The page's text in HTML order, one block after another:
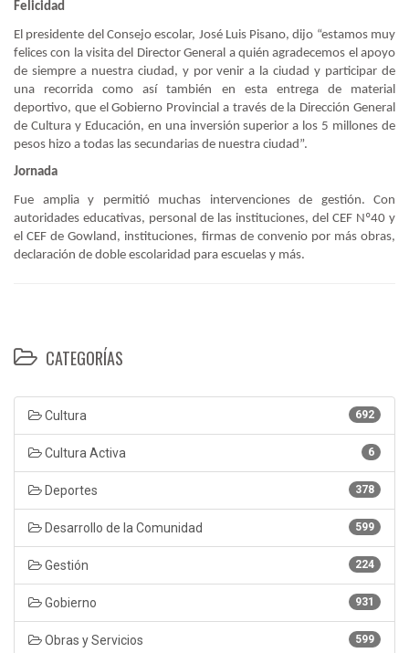
Felicidad
El presidente del Consejo escolar, José Luis Pisano, dijo “estamos muy
felices con la visita del Director General a quién agradecemos el apoyo
de siempre a nuestra ciudad, y por venir a la ciudad y participar de
una recorrida como así también en esta entrega de material
deportivo, que el Gobierno Provincial a través de la Dirección General
de Cultura y Educación, en una inversión superior a los 5 millones de
pesos hizo a todas las secundarias de nuestra ciudad”.
Jornada
Fue amplia y permitió muchas intervenciones de gestión. Con
autoridades educativas, personal de las instituciones, del CEF Nº40 y
el CEF de Gowland, instituciones, firmas de convenio por más obras,
declaración de doble escolaridad para escuelas y más.
CATEGORÍAS
692
Cultura
6
Cultura Activa
378
Deportes
599
Desarrollo de la Comunidad
224
Gestión
931
Gobierno
599
Obras y Servicios